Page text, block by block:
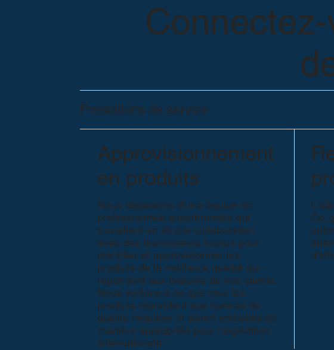
Prestations de service
Co.
Approvisionnement
en produits
Nous disposons d'une équipe de
professionnels expérimentés qui
travaillent en étroite collaboration
avec des fournisseurs locaux pour
identifier et approvisionner les
produits de la meilleure qualité qui
répondent aux besoins de nos clients.
Nous veillons à ce que tous les
produits répondent aux normes de
qualité requises et soient emballés de
manière appropriée pour l'expédition
internationale.